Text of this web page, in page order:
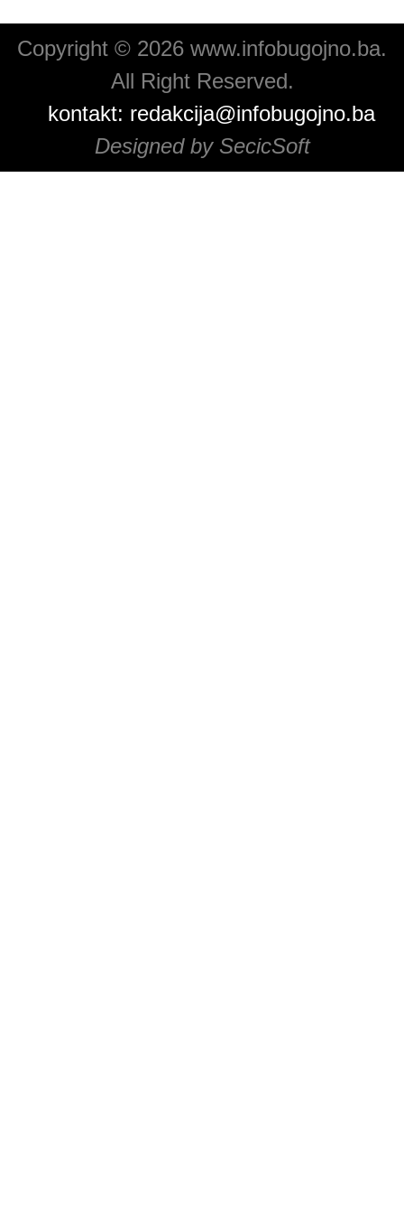
Copyright © 2026 www.infobugojno.ba.
All Right Reserved.
kontakt: redakcija@infobugojno.ba
Designed by SecicSoft